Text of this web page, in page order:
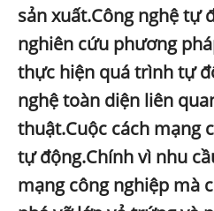
sản xuất.Công nghệ tự
nghiên cứu phương
thực hiện quá trình tự
nghệ toàn diện liên
thuật.Cuộc cách mạng
tự động.Chính vì nhu
mạng công nghiệp mà